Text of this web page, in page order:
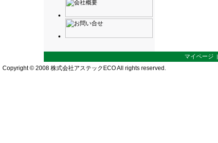
マイページ
Copyright © 2008 株式会社アステックECO All rights reserved.